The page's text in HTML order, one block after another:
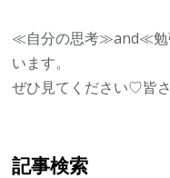
≪自分の思考≫and≪勉
います。
ぜひ見てください♡皆
記事検索